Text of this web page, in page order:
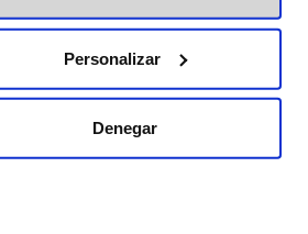
Personalizar
Denegar
con el nº 60 / CIF (G-28423275)
la Asociación Católica de Propagandistas